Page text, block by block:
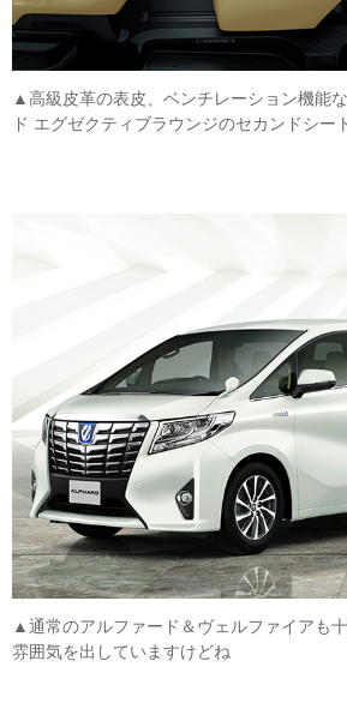
▲高級皮革の表皮、ベンチレーション機能
ド エグゼクティブラウンジのセカンドシー
▲通常のアルファード＆ヴェルファイアも
雰囲気を出していますけどね